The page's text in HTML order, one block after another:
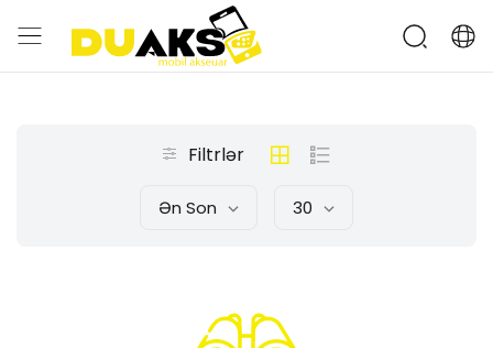
Filtrlər
Ən Son 30